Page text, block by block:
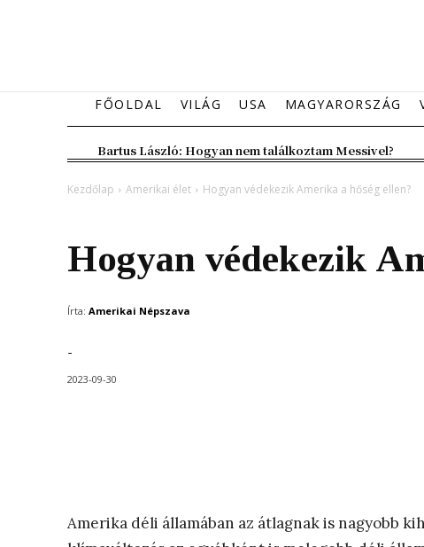
FŐOLDAL VILÁG USA MAGYARORSZÁG
Bartus László: Hogyan nem találkoztam Messivel?
Kezdőlap Amerikai élet Hogyan védekezik Amerika a hőség ellen?
Hogyan védekezik
Írta: Amerikai Népszava
-
2023-09-30
Amerika déli államában az átlagnak is nagyobb